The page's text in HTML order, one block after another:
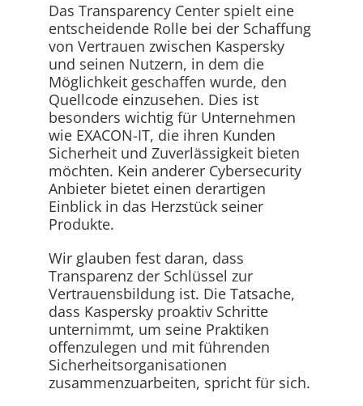
Das Transparency Center spielt eine
entscheidende Rolle bei der Schaffung
von Vertrauen zwischen Kaspersky
und seinen Nutzern, in dem die
Möglichkeit geschaffen wurde, den
Quellcode einzusehen. Dies ist
besonders wichtig für Unternehmen
wie EXACON-IT, die ihren Kunden
Sicherheit und Zuverlässigkeit bieten
möchten. Kein anderer Cybersecurity
Anbieter bietet einen derartigen
Einblick in das Herzstück seiner
Produkte.
Wir glauben fest daran, dass
Transparenz der Schlüssel zur
Vertrauensbildung ist. Die Tatsache,
dass Kaspersky proaktiv Schritte
unternimmt, um seine Praktiken
offenzulegen und mit führenden
Sicherheitsorganisationen
zusammenzuarbeiten, spricht für sich.